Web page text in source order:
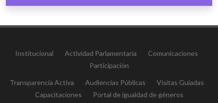
Institucional Actividad Parlamentaria
Comunicaciones
Participación
Transparencia Activa Audiencias Públicas
Visitas Guiadas
Capacitaciones
Portal de igualdad de géneros